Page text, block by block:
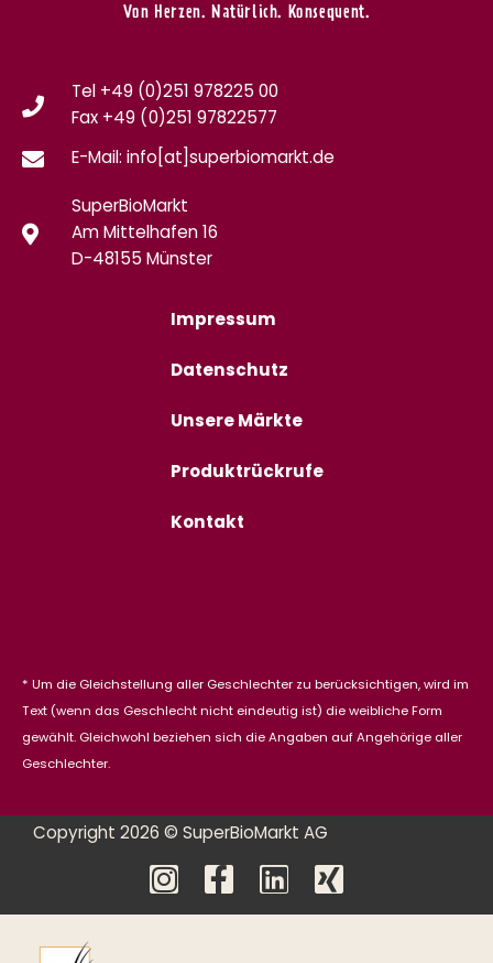
Von Herzen. Natürlich. Konsequent.
Tel +49 (0)251 978225 00
Fax +49 (0)251 97822577
E-Mail: info[at]superbiomarkt.de
SuperBioMarkt
Am Mittelhafen 16
D-48155 Münster
Impressum
Datenschutz
Unsere Märkte
Produktrückrufe
Kontakt
* Um die Gleichstellung aller Geschlechter zu berücksichtigen, wird im
Text (wenn das Geschlecht nicht eindeutig ist) die weibliche Form
gewählt. Gleichwohl beziehen sich die Angaben auf Angehörige aller
Geschlechter.
Copyright 2026 © SuperBioMarkt AG